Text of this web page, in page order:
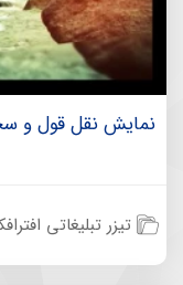
نمایش نقل قول و
تیزر تبلیغاتی